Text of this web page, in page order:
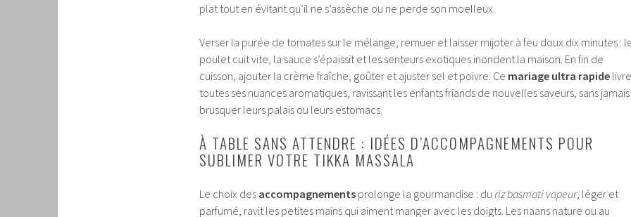
plat tout en évitant qu’il ne s’assèche ou ne perde son moelleux.
Verser la purée de tomates sur le mélange, remuer et laisser mijoter à feu doux dix minutes :
poulet cuit vite, la sauce s’épaissit et les senteurs exotiques inondent la maison. En fin de
cuisson, ajouter la crème fraîche, goûter et ajuster sel et poivre. Ce mariage ultra rapide livre
toutes ses nuances aromatiques, ravissant les enfants friands de nouvelles saveurs, sans jamais
brusquer leurs palais ou leurs estomacs.
À TABLE SANS ATTENDRE : IDÉES D’ACCOMPAGNEMENTS POUR
SUBLIMER VOTRE TIKKA MASSALA
Le choix des accompagnements prolonge la gourmandise : du riz basmati vapeur, léger et
parfumé, ravit les petites mains qui aiment manger avec les doigts. Les naans nature ou au